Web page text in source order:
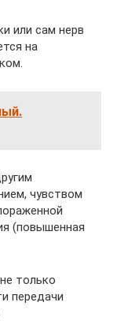
или сам нерв
на
чувством
(повышенная
только
передачи